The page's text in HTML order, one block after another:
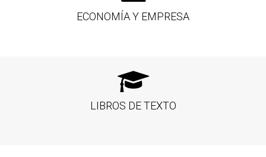
ECONOMÍA Y EMPRESA
LIBROS DE TEXTO